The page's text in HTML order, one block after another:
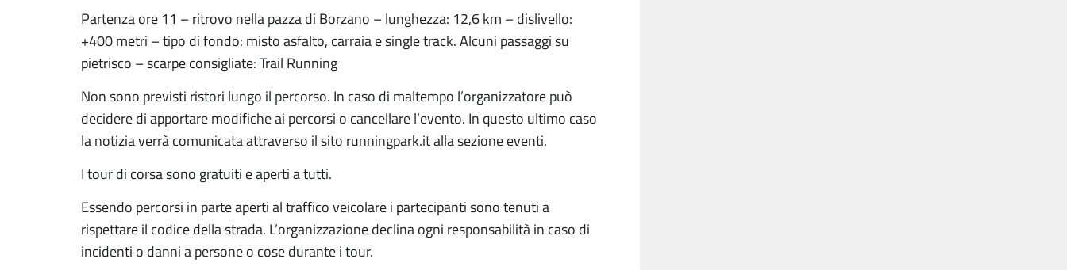
Partenza ore 11 – ritrovo nella pazza di Borzano – lunghezza: 12,6 km – dislivello:
+400 metri – tipo di fondo: misto asfalto, carraia e single track. Alcuni passaggi su
pietrisco – scarpe consigliate: Trail Running
Non sono previsti ristori lungo il percorso. In caso di maltempo l’organizzatore può
decidere di apportare modifiche ai percorsi o cancellare l’evento. In questo ultimo caso
la notizia verrà comunicata attraverso il sito runningpark.it alla sezione eventi.
I tour di corsa sono gratuiti e aperti a tutti.
Essendo percorsi in parte aperti al traffico veicolare i partecipanti sono tenuti a
rispettare il codice della strada. L’organizzazione declina ogni responsabilità in caso di
incidenti o danni a persone o cose durante i tour.